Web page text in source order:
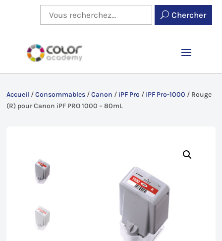
Chercher
Accueil /Consommables /Canon / iPF Pro / iPF Pro-1000 / Rouge
(R) pour Canon iPF PRO 1000 – 80mL